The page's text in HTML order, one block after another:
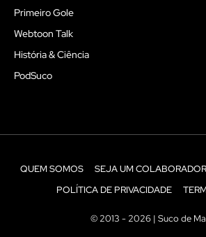
Primeiro Gole
Webtoon Talk
História & Ciência
PodSuco
QUEM SOMOS SEJA UM COLABORADOR
POLÍTICA DE PRIVACIDADE
© 2013 - 2026 | Suco de